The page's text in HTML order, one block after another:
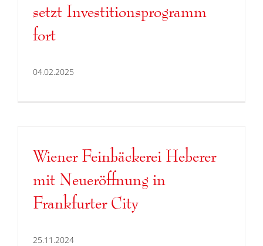
setzt Investitionsprogramm
fort
04.02.2025
Wiener Feinbäckerei Heberer
mit Neueröffnung in
Frankfurter City
25.11.2024